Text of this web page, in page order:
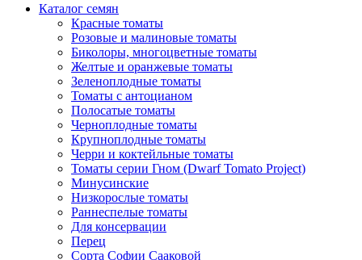
Каталог семян
Красные томаты
Розовые и малиновые томаты
Биколоры, многоцветные томаты
Желтые и оранжевые томаты
Зеленоплодные томаты
Томаты с антоцианом
Полосатые томаты
Черноплодные томаты
Крупноплодные томаты
Черри и коктейльные томаты
Томаты серии Гном (Dwarf Tomato Project)
Минусинские
Низкорослые томаты
Раннеспелые томаты
Для консервации
Перец
Сорта Софии Сааковой